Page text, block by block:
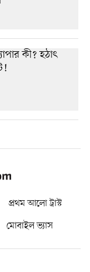
প্রথম আলো ট্রাস্ট
মোবাইল ভ্যাস